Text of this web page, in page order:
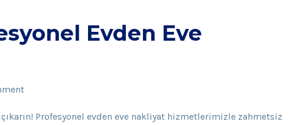
Evden Eve
Profesyonel evden eve nakliyat hizmetlerimizle zahmetsiz